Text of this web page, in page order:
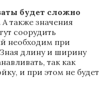
будет сложно
А также значения
соорудить
необходим при
длину и ширину
так как
и при этом не будет